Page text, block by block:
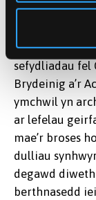
olrhain llygaid
archwilio sut
sefydliadau fel
Brydeinig a’r
ymchwil yn
ar lefelau
mae’r broses
dulliau
degawd
berthnasedd